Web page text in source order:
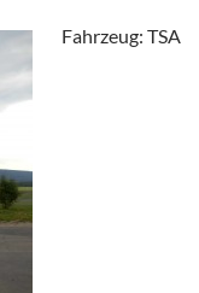
Fahrzeug: TSA